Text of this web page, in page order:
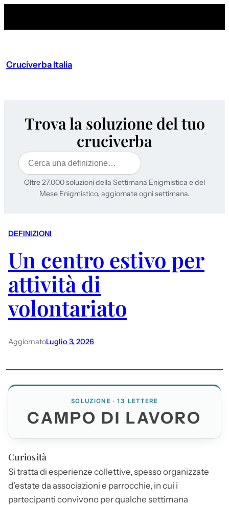
Cruciverba Italia
Trova la soluzione del tuo
cruciverba
Cerca
Oltre 27.000 soluzioni della Settimana Enigmistica e del
Mese Enigmistico, aggiornate ogni settimana.
DEFINIZIONI
Un centro estivo per
attività di
volontariato
AggiornatoLuglio 3, 2026
SOLUZIONE · 13 LETTERE
CAMPO DI LAVORO
Curiosità
Si tratta di esperienze collettive, spesso organizzate
d'estate da associazioni e parrocchie, in cui i
partecipanti convivono per qualche settimana